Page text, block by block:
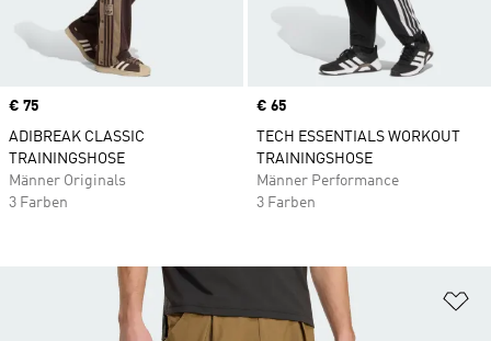
Price
€ 75
ADIBREAK CLASSIC
TRAININGSHOSE
Männer Originals
3 Farben
Price
€ 65
TECH ESSENTIALS WORKOUT
TRAININGSHOSE
Männer Performance
3 Farben